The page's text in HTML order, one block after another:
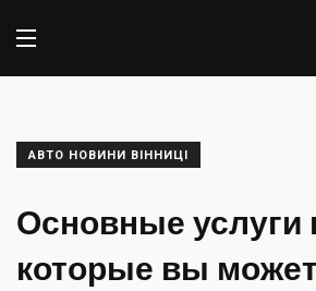
АВТО НОВИНИ ВІННИЦІ
Основные услуги
которые вы